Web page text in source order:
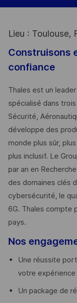
Lieu : Toulouse,
Construisons
confiance
Thales est un
spécialisé dans
Sécurité,
développe des
monde plus sûr,
plus inclusif. Le
par an en
des domaines clés
cybersécurité, le
6G. Thales compte
pays. ​
Nos
Une réussite
votre
Un package de